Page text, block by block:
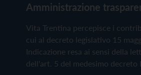
Amministrazione
Vita Trentina percepisce i
cui al decreto legislativo 15
Indicazione resa ai sensi della
dell'art. 5 del medesimo decreto